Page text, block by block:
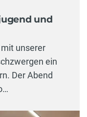
und
unserer
ein
Der Abend